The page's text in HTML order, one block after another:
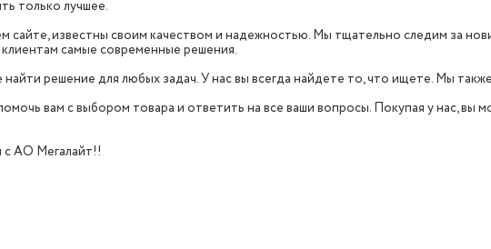
только лучшее.
сайте, известны своим качеством и надежностью. Мы тщательно следим за
самые современные решения.
решение для любых задач. У нас вы всегда найдете то, что ищете. Мы
вам с выбором товара и ответить на все ваши вопросы. Покупая у нас,
с АО Мегалайт!!